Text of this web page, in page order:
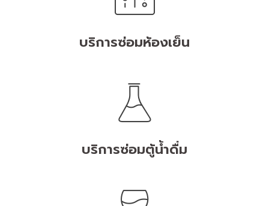
บริการซ่อมห้องเย็น
บริการซ่อมตู้น้ำดื่ม